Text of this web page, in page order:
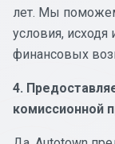
лет. Мы
условия,
финансовых
4.
комиссионной